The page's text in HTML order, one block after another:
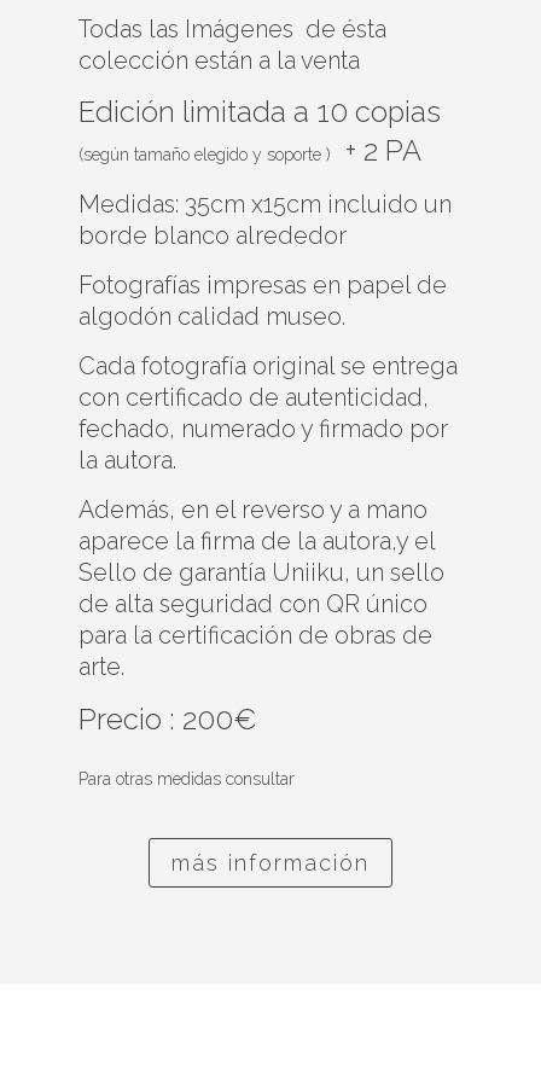
Todas las Imágenes de ésta
colección están a la venta
Edición limitada a 10 copias
(según tamaño elegido y soporte ) + 2 PA
Medidas: 35cm x15cm incluido un
borde blanco alrededor
Fotografías impresas en papel de
algodón calidad museo.
Cada fotografía original se entrega
con certificado de autenticidad,
fechado, numerado y firmado por
la autora.
Además, en el reverso y a mano
aparece la firma de la autora,y el
Sello de garantía Uniiku, un sello
de alta seguridad con QR único
para la certificación de obras de
arte.
Precio : 200€
Para otras medidas consultar
más información